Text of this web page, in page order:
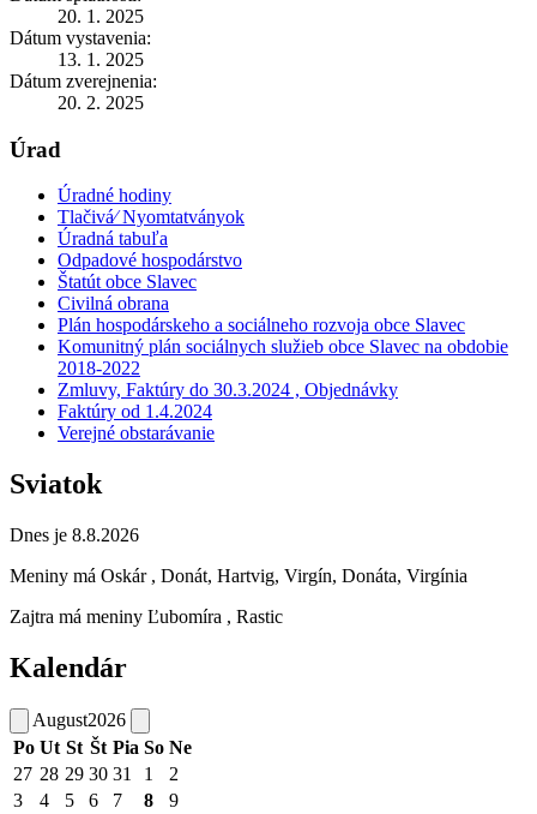
20. 1. 2025
Dátum vystavenia:
13. 1. 2025
Dátum zverejnenia:
20. 2. 2025
Úrad
Úradné hodiny
Tlačivá⁄ Nyomtatványok
Úradná tabuľa
Odpadové hospodárstvo
Štatút obce Slavec
Civilná obrana
Plán hospodárskeho a sociálneho rozvoja obce Slavec
Komunitný plán sociálnych služieb obce Slavec na obdobie
2018-2022
Zmluvy, Faktúry do 30.3.2024 , Objednávky
Faktúry od 1.4.2024
Verejné obstarávanie
Sviatok
Dnes je 8.8.2026
Meniny má Oskár , Donát, Hartvig, Virgín, Donáta, Virgínia
Zajtra má meniny Ľubomíra , Rastic
Kalendár
August2026
Po Ut St Št Pia So Ne
27 28 29 30 31 1
2
3
4 5 6 7 8
9